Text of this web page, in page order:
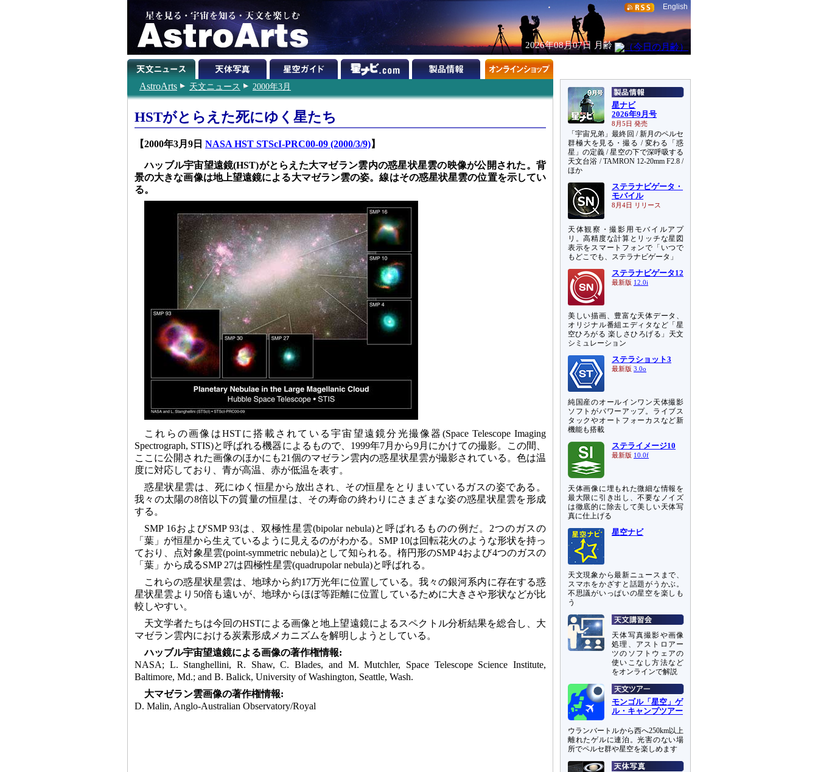
English
2026年08月07日 月齢
AstroArts 天文ニュース 2000年3月
HSTがとらえた死にゆく星たち
【2000年3月9日 NASA HST STScI-PRC00-09 (2000/3/9)】
ハッブル宇宙望遠鏡(HST)がとらえた大マゼラン雲内の惑星状星雲の映像が公開された。背
景の大きな画像は地上望遠鏡による大マゼラン雲の姿。線はその惑星状星雲の位置を示してい
る。
これらの画像はHSTに搭載されている宇宙望遠鏡分光撮像器(Space Telescope Imaging
Spectrograph, STIS)と呼ばれる機器によるもので、1999年7月から9月にかけての撮影。この間、
ここに公開された画像のほかにも21個のマゼラン雲内の惑星状星雲が撮影されている。色は温
度に対応しており、青が高温、赤が低温を表す。
惑星状星雲は、死にゆく恒星から放出され、その恒星をとりまいているガスの姿である。
我々の太陽の8倍以下の質量の恒星は、その寿命の終わりにさまざまな姿の惑星状星雲を形成
する。
SMP 16およびSMP 93は、双極性星雲(bipolar nebula)と呼ばれるものの例だ。2つのガスの
「葉」が恒星から生えているように見えるのがわかる。SMP 10は回転花火のような形状を持っ
ており、点対象星雲(point-symmetric nebula)として知られる。楕円形のSMP 4および4つのガスの
「葉」から成るSMP 27は四極性星雲(quadrupolar nebula)と呼ばれる。
これらの惑星状星雲は、地球から約17万光年に位置している。我々の銀河系内に存在する惑
星状星雲より50倍も遠いが、地球からほぼ等距離に位置しているために大きさや形状などが比
較しやすい。
天文学者たちは今回のHSTによる画像と地上望遠鏡によるスペクトル分析結果を総合し、大
マゼラン雲内における炭素形成メカニズムを解明しようとしている。
ハッブル宇宙望遠鏡による画像の著作権情報:
NASA; L. Stanghellini, R. Shaw, C. Blades, and M. Mutchler, Space Telescope Science Institute,
Baltimore, Md.; and B. Balick, University of Washington, Seattle, Wash.
大マゼラン雲画像の著作権情報:
D. Malin, Anglo-Australian Observatory/Royal
星ナビ
2026年9月号
8月5日 発売
「宇宙兄弟」最終回 / 新月のペルセ
群極大を見る・撮る / 変わる「惑
星」の定義 / 星空の下で深呼吸する
天文台浴 / TAMRON 12-20mm F2.8 /
ほか
ステラナビゲータ・
モバイル
8月4日 リリース
天体観察・撮影用モバイルアプ
リ。高精度な計算とリッチな星図
表示をスマートフォンで「いつで
もどこでも、ステラナビゲータ」
ステラナビゲータ12
最新版 12.0i
美しい描画、豊富な天体データ、
オリジナル番組エディタなど「星
空ひろがる 楽しさひろげる」天文
シミュレーション
ステラショット3
最新版 3.0o
純国産のオールインワン天体撮影
ソフトがパワーアップ。ライブス
タックやオートフォーカスなど新
機能も搭載
ステライメージ10
最新版 10.0f
天体画像に埋もれた微細な情報を
最大限に引き出し、不要なノイズ
は徹底的に除去して美しい天体写
真に仕上げる
星空ナビ
天文現象から最新ニュースまで、
スマホをかざすと話題がうかぶ。
不思議がいっぱいの星空を楽しも
う
天体写真撮影や画像
処理、アストロアー
ツのソフトウェアの
使いこなし方法など
をオンラインで解説
モンゴル「星空」ゲ
ル・キャンプツアー
ウランバートルから西へ250km以上
離れたゲルに連泊。光害のない場
所でペルセ群や星空を楽しめます